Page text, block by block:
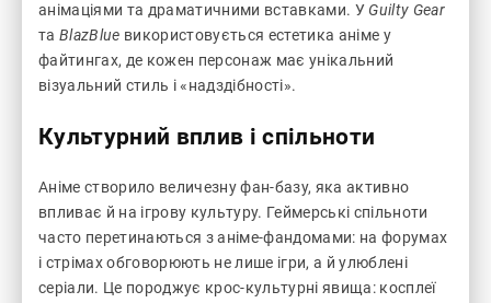
анімаціями та драматичними вставками. У Guilty Gear
та BlazBlue використовується естетика аніме у
файтингах, де кожен персонаж має унікальний
візуальний стиль і «надздібності».
Культурний вплив і спільноти
Аніме створило величезну фан-базу, яка активно
впливає й на ігрову культуру. Геймерські спільноти
часто перетинаються з аніме-фандомами: на форумах
і стрімах обговорюють не лише ігри, а й улюблені
серіали. Це породжує крос-культурні явища: косплеї